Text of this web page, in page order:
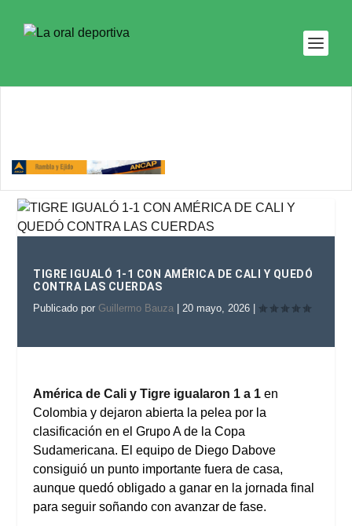
TIGRE IGUALÓ 1-1 CON AMÉRICA DE CALI Y QUEDÓ
CONTRA LAS CUERDAS
Publicado por Guillermo Bauza |20 mayo, 2026
América de Cali y Tigre igualaron 1 a 1en
Colombia y dejaron abierta la pelea por la
clasificación en el Grupo A de la Copa
Sudamericana. El equipo de Diego Dabove
consiguió un punto importante fuera de casa,
aunque quedó obligado a ganar en la jornada final
para seguir soñando con avanzar de fase.